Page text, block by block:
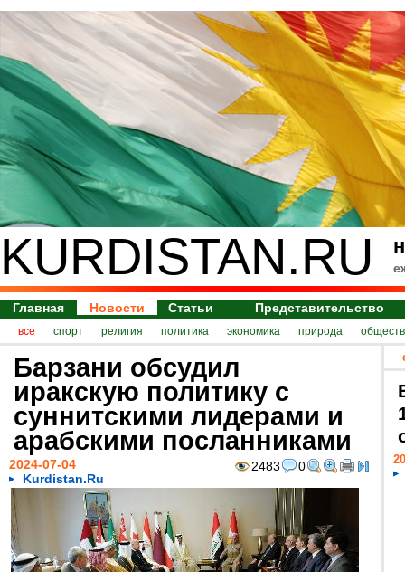
KURDISTAN.RU
Главная Новости Статьи Представительство
все спорт религия политика экономика природа
Барзани обсудил
иракскую политику с
суннитскими лидерами и
арабскими посланниками
2483 0
2024-07-04
Kurdistan.Ru